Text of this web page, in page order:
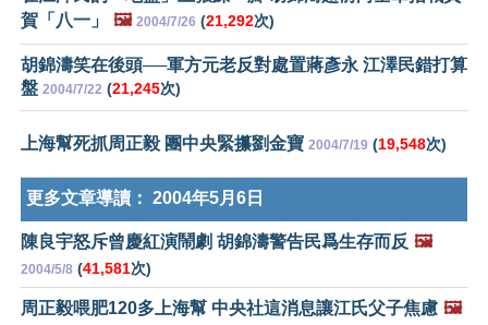
賀「八一」
🖼️ 2004/7/26 (21,292次)
胡錦濤笑在後頭──軍方元老反對處置蔣彥永 江澤民錯打算
盤 2004/7/22 (21,245次)
上海幫死抓周正毅 團中央緊攥劉金寶 2004/7/19 (19,548次)
更多文章導讀： 2004年5月6日
陳良宇怒斥曾慶紅演鬧劇 胡錦濤警告民爲生存而反 🖼️
2004/5/8 (41,581次)
周正毅喂肥120多上海幫 中央社這消息讓江氏父子焦慮 🖼️